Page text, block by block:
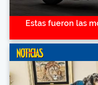
Estas fueron las